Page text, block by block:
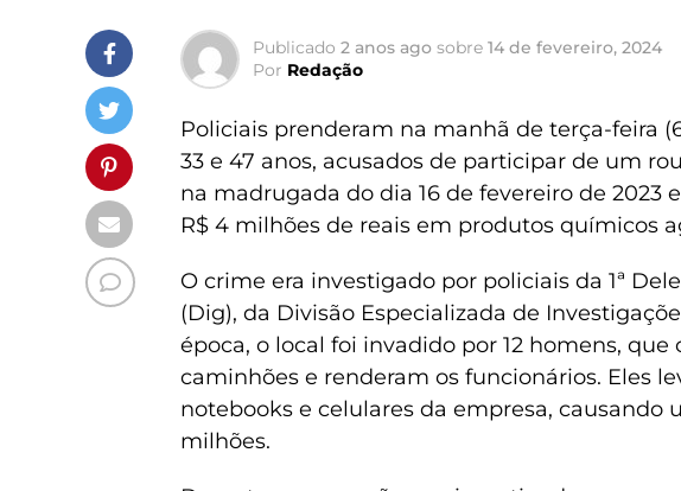
Publicado 2 anos ago sobre 14 de fevereiro, 2024
Por Redação
Policiais prenderam na manhã de terça-feira
33 e 47 anos, acusados de participar de um
na madrugada do dia 16 de fevereiro de 2023
R$ 4 milhões de reais em produtos químicos
O crime era investigado por policiais da 1ª
(Dig), da Divisão Especializada de
época, o local foi invadido por 12 homens,
caminhões e renderam os funcionários. Eles
notebooks e celulares da empresa, causando
milhões.